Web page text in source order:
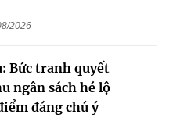
2026
Bức tranh quyết
ngân sách hé lộ
đáng chú ý